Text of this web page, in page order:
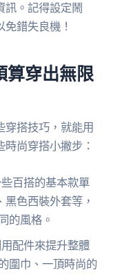
訊。記得設定鬧
錯失良機！
算穿出無限
穿搭技巧，就能用
尚穿搭小撇步：
百搭的基本款單
色西裝外套等，
的風格。
配件來提升整體
圍巾、一頂時尚的